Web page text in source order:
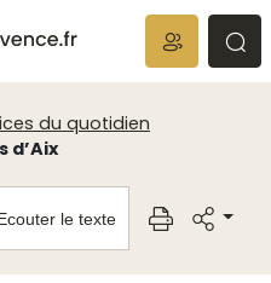
du quotidien
d’Aix
le texte